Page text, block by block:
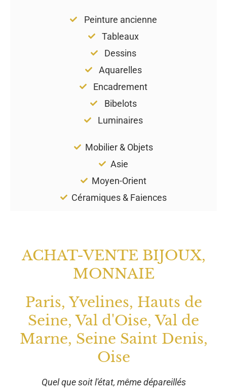
Peinture ancienne
Tableaux
Dessins
Aquarelles
Encadrement
Bibelots
Luminaires
Mobilier & Objets
Asie
Moyen-Orient
Céramiques & Faiences
ACHAT-VENTE BIJOUX,
MONNAIE
Paris, Yvelines, Hauts de
Seine, Val d'Oise, Val de
Marne, Seine Saint Denis,
Oise
Quel que soit l'état, même dépareillés